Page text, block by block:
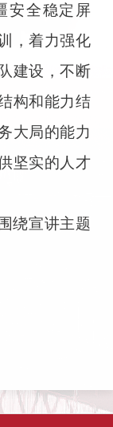
安全稳定屏
，着力强化
建设，不断
构和能力结
大局的能力
坚实的人才
绕宣讲主题